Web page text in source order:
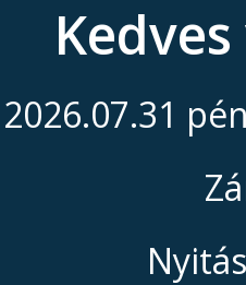
Aktívszén Utószűrő + Ezüst +
3.100 Ft